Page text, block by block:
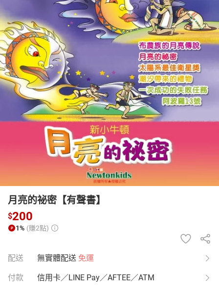
居家生活 3C家電 運動休閒 親子玩具
女裝 男裝 化妝保養 情趣用品
日本購物 電子/紙本書
HOT
月亮的祕密【有聲書】
$200
1% (賺2點)
配送 無實體配送 免運
付款 信用卡／LINE Pay／AFTEE／ATM